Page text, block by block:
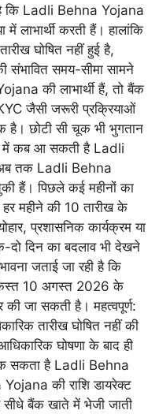
है कि Ladli Behna Yojana
लाभार्थी करती हैं। हालांकि
घोषित नहीं हुई है,
संभावित समय-सीमा सामने
की लाभार्थी हैं, तो बैंक
जैसी जरूरी प्रक्रियाओं
छोटी सी चूक भी भुगतान
में कब आ सकती है Ladli
तक Ladli Behna
हैं। पिछले कई महीनों का
महीने की 10 तारीख के
प्रशासनिक कार्यक्रम या
दो दिन का बदलाव भी देखने
जताई जा रही है कि
10 अगस्त 2026 के
की जा सकती है। महत्वपूर्ण:
तारीख घोषित नहीं की
घोषणा के बाद ही
सकता है Ladli Behna
की राशि डायरेक्ट
बैंक खाते में भेजी जाती